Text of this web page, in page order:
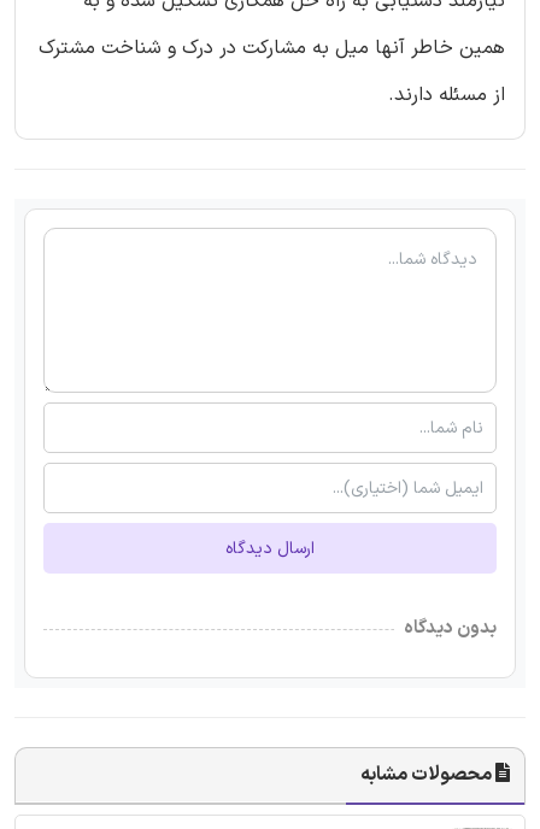
همین خاطر آنها میل به مشارکت در درک و شناخت مشترک
از مسئله دارند.
ارسال دیدگاه
بدون دیدگاه
محصولات مشابه